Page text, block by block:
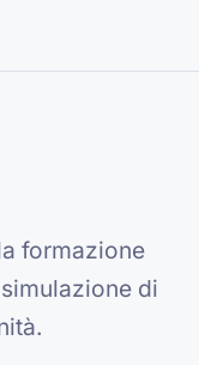
formazione
di